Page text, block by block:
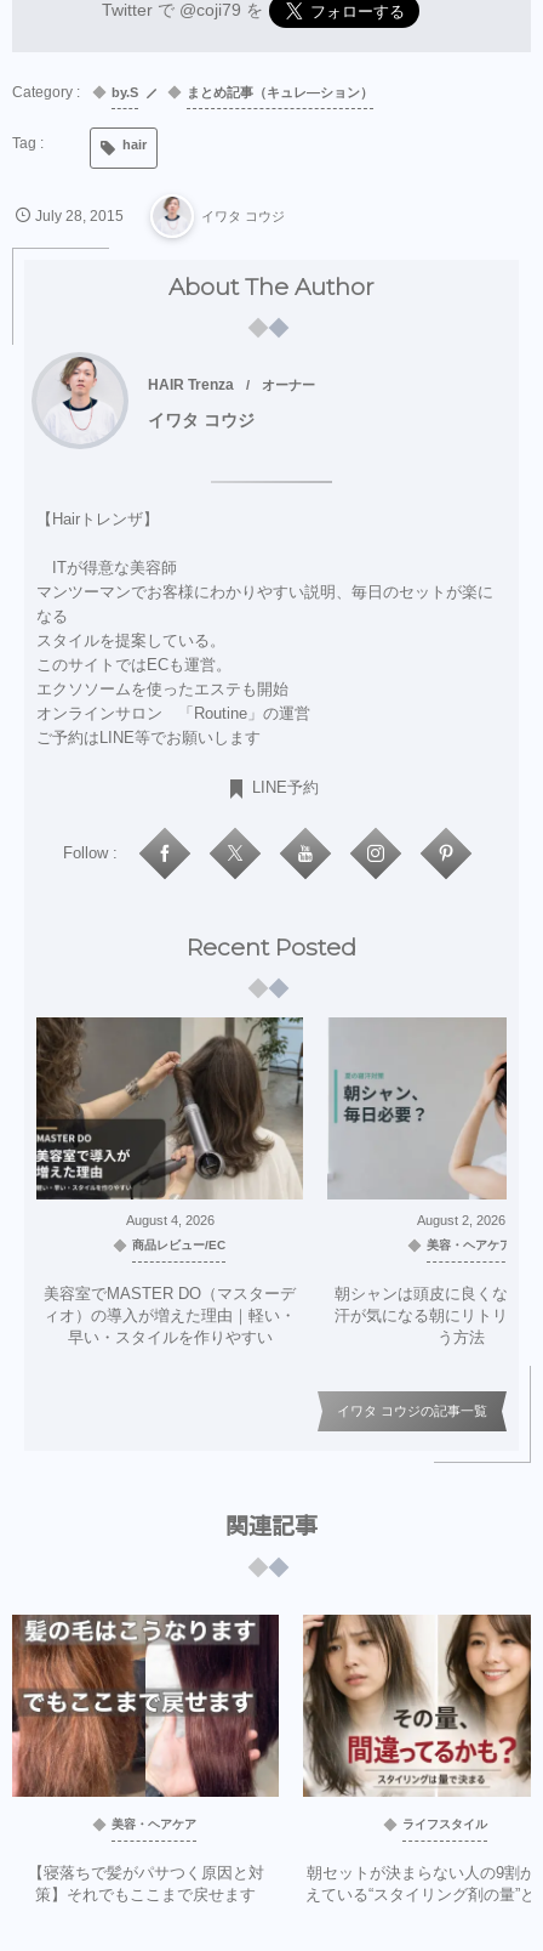
Twitter で @coji79 を
by.S まとめ記事（キュレ―ション）
hair
July 28 2015 イワタ コウジ
About The Author
HAIR Trenza オーナー
イワタ コウジ
【Hairトレンザ】
ITが得意な美容師
マンツーマンでお客様にわかりやすい説明、毎日のセットが楽に
なる
スタイルを提案している。
このサイトではECも運営。
エクソソームを使ったエステも開始
オンラインサロン 「Routine」の運営
ご予約はLINE等でお願いします
LINE予約
Follow :
Recent Posted
August 4, 2026
商品レビュー/EC
美容室でMASTER DO（マスターデ
ィオ）の導入が増えた理由｜軽い・
早い・スタイルを作りやすい
August 2, 2026
美容・ヘアケア
朝シャンは頭皮に良くない？
汗が気になる朝にリトリニだ
う方法
イワタ コウジの記事一覧
関連記事
美容・ヘアケア
【寝落ちで髪がパサつく原因と対
策】それでもここまで戻せます
ライフスタイル
朝セットが決まらない人の9割が
えている“スタイリング剤の量”と